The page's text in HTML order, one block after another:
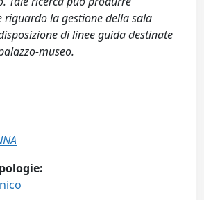
riguardo la gestione della sala
di linee guida destinate
museo.